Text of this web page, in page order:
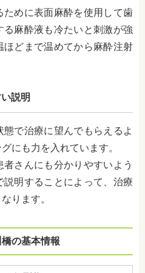
めに表面麻酔を使用して歯
麻酔液も冷たいと刺激が強
ほどまで温めてから麻酔注射
説明
で治療に望んでもらえるよ
にも力を入れています。
さんにも分かりやすいよう
明することによって、治療
ります。
の基本情報